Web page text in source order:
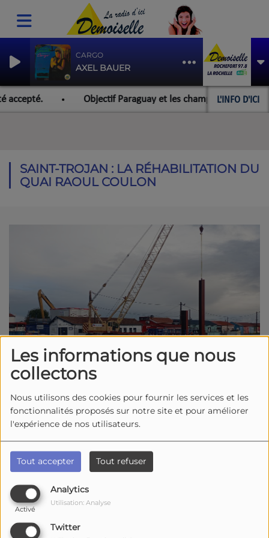
Les informations que nous
collectons
Nous utilisons des cookies pour fournir les services et les
fonctionnalités proposés sur notre site et pour améliorer
l'expérience de nos utilisateurs.
Tout accepter Tout refuser
Analytics
Activé
Utilisation: Analyse
Twitter
CARGO
AXEL BAUER
L'INFO D'ICI
Objectif Paraguay et les championnats du
SAINT-TROJAN : LA RÉHABILITATION DU
QUAI RAOUL COULON
03 février 2026 - 2038 vues
A Saint-Trojan, sur l'île d'Oléron, les grandes
manoeuvres au quai Raoul Coulon, au port de
plaisance.Le département a lancé en octobre
dernier un chantier de réhabilitation des lieux.
l’automne, et la construction du nouveau quai a